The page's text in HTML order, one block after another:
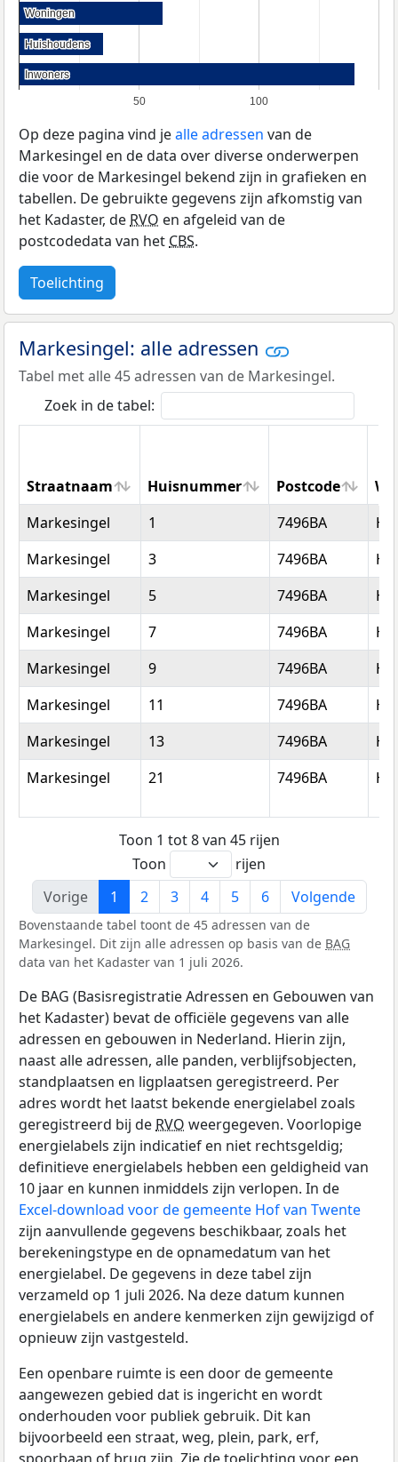
50 100
Woningen
Woningen
Huishoudens
Huishoudens
Inwoners
Inwoners
Op deze pagina vind jealle adressen van de
Markesingel en de data over diverse onderwerpen
die voor de Markesingel bekend zijn in grafieken en
tabellen. De gebruikte gegevens zijn afkomstig van
het Kadaster, deRVO en afgeleid van de
postcodedata van hetCBS.
Toelichting
Markesingel: alle adressen
Tabel met alle 45 adressen van de Markesingel.
Zoek in de tabel:
Straatnaam Huisnummer Postcode
Straatnaam
Huisnummer Postcode
Markesingel 1 7496BA
Markesingel
3 7496BA
Markesingel
5 7496BA
Markesingel
7 7496BA
Markesingel
9 7496BA
Markesingel
11 7496BA
Markesingel
13 7496BA
Markesingel
21 7496BA
Toon 1 tot 8 van 45 rijen
Toon
rijen
Vorige
1 2 3 4 5 6 Volgende
Bovenstaande tabel toont de 45 adressen van de
Markesingel. Dit zijn alle adressen op basis van de BAG
data van het Kadaster van 1 juli 2026.
De BAG (Basisregistratie Adressen en Gebouwen van
het Kadaster) bevat de officiële gegevens van alle
adressen en gebouwen in Nederland. Hierin zijn,
naast alle adressen, alle panden, verblijfsobjecten,
standplaatsen en ligplaatsen geregistreerd. Per
adres wordt het laatst bekende energielabel zoals
geregistreerd bij de RVO weergegeven. Voorlopige
energielabels zijn indicatief en niet rechtsgeldig;
definitieve energielabels hebben een geldigheid van
10 jaar en kunnen inmiddels zijn verlopen. In de
Excel-download voor de gemeente Hof van Twente
zijn aanvullende gegevens beschikbaar, zoals het
berekeningstype en de opnamedatum van het
energielabel. De gegevens in deze tabel zijn
verzameld op 1 juli 2026. Na deze datum kunnen
energielabels en andere kenmerken zijn gewijzigd of
opnieuw zijn vastgesteld.
Een openbare ruimte is een door de gemeente
aangewezen gebied dat is ingericht en wordt
onderhouden voor publiek gebruik. Dit kan
bijvoorbeeld een straat, weg, plein, park, erf,